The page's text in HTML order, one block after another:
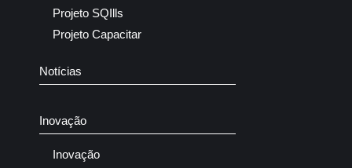
Projeto SQIlls
Projeto Capacitar
Notícias
Inovação
Inovação